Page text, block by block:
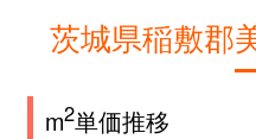
茨城県稲敷郡
m2単価推移